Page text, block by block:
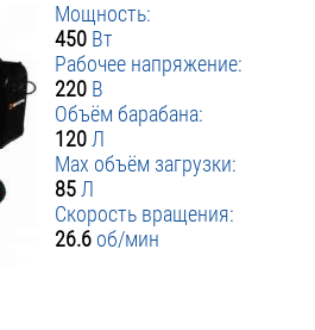
Мощность:
450 Вт
Рабочее напряжение:
220 В
Объём барабана:
120 Л
Max объём загрузки:
85 Л
Скорость вращения:
26.6 об/мин